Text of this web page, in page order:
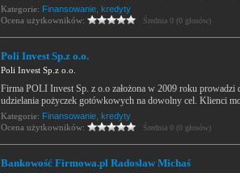
Kategorie: Finansowanie, kredyty
Ocena użytkowników:
Średnia 0 (0 głosów)
Poli Invest Sp.z o.o.
Poli Invest Sp.z o.o.
Firma POLI Invest Sp. z o.o założona w 2009 roku prowadzi
udzielania pożyczek gotówkowych na dowolny cel. Klienci
Kategorie: Finansowanie, kredyty
Ocena użytkowników:
Średnia 0 (0 głosów)
Bankowość Firmowa.pl Radosław Michaś